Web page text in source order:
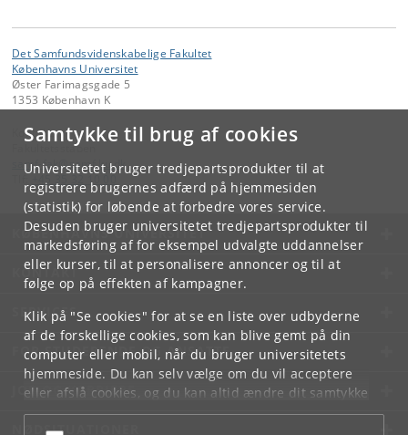
Samtykke til brug af cookies
Universitetet bruger tredjepartsprodukter til at
registrere brugernes adfærd på hjemmesiden
(statistik) for løbende at forbedre vores service.
Desuden bruger universitetet tredjepartsprodukter til
markedsføring af for eksempel udvalgte uddannelser
eller kurser, til at personalisere annoncer og til at
følge op på effekten af kampagner.
Klik på "Se cookies" for at se en liste over udbyderne
af de forskellige cookies, som kan blive gemt på din
computer eller mobil, når du bruger universitetets
hjemmeside. Du kan selv vælge om du vil acceptere
eller afslå cookies, og du kan altid ændre dit samtykke
underCookie- og privatlivspolitiksom du finder i
bunden af hver side.
Det Samfundsvidenskabelige Fakultet
Københavns Universitet
Øster Farimagsgade 5
1353 København K
Kontakt:
Fakultetsstaben
samf-fak @samf.ku.dk
KØBENHAVNS UNIVERSITET
KONTAKT
SERVICES
FOR STUDERENDE OG ANSATTE
JOB OG KARRIERE
NØDSITUATIONER